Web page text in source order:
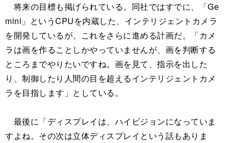
将来の目標も掲げられている。同社ではすでに、「Ge
mini」というCPUを内蔵した、インテリジェントカメラ
を開発しているが、これをさらに進める計画だ。「カメ
ラは画を作ることしかやっていませんが、画を判断する
ところまでやりたいですね。画を見て、指示を出した
り、制御したり人間の目を超えるインテリジェントカメ
ラを目指します」としている。
最後に「ディスプレイは、ハイビジョンになっていま
すよね。その次は立体ディスプレイという話もありま